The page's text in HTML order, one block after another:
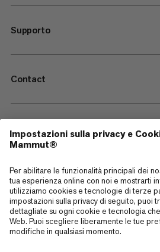
Supporto
Contact
—
Sitemap
Cookies